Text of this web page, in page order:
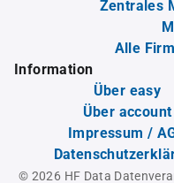
Zentrales
Alle
Information
Über easy
Über account
Impressum /
© 2026 HF Data